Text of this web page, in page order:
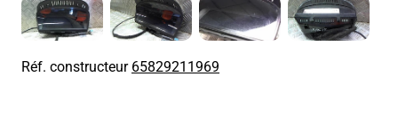
Réf. constructeur65829211969